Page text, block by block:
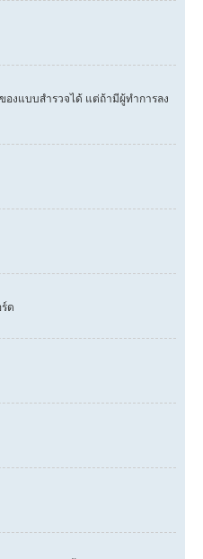
งแบบสำรวจได้ แต่ถ้ามีผู้ทำการลง
ด